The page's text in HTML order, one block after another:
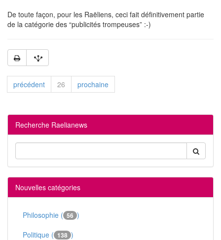
De toute façon, pour les Raëliens, ceci fait définitivement partie
de la catégorie des “publicités trompeuses” :-)
précédent 26 prochaine
Recherche Raelianews
Nouvelles catégories
Philosophie ( 56 )
Politique ( 138 )